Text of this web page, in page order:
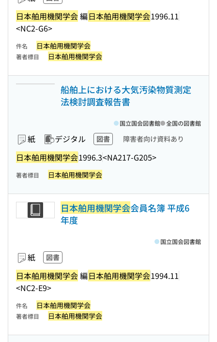
日本舶用機関学会編日本舶用機関学会1996.11
<NC2-G6>
件名 日本舶用機関学会
著者標目 日本舶用機関学会
船舶上における大気汚染物質測定
法検討調査報告書
紙 デジタル 図書 障害者向け資料あり
日本舶用機関学会1996.3<NA217-G205>
国立国会図書館 全国の図書館
著者標目 日本舶用機関学会
日本舶用機関学会会員名簿 平成6
年度
紙 図書
日本舶用機関学会編日本舶用機関学会1994.11
<NC2-E9>
国立国会図書館
件名 日本舶用機関学会
著者標目 日本舶用機関学会